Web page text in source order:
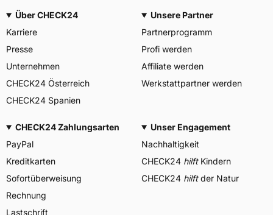
Über CHECK24
Karriere
Presse
Unternehmen
CHECK24 Österreich
CHECK24 Spanien
Unsere Partner
Partnerprogramm
Profi werden
Affiliate werden
Werkstattpartner werden
CHECK24 Zahlungsarten
PayPal
Kreditkarten
Sofortüberweisung
Rechnung
Lastschrift
Unser Engagement
Nachhaltigkeit
CHECK24 hilftKindern
CHECK24 hilftder Natur